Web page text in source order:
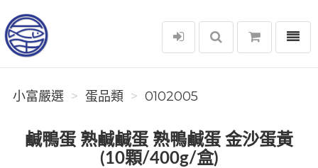
小富嚴選
選單
小富嚴選 蛋品類 0102005
鹹鴨蛋 熟鹹鹹蛋 熟鴨鹹蛋 金沙蛋黃
(10顆/400g/盒)